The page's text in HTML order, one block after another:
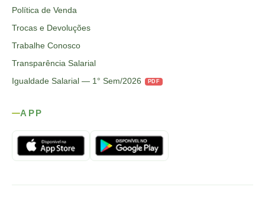
Política de Venda
Trocas e Devoluções
Trabalhe Conosco
Transparência Salarial
Igualdade Salarial — 1° Sem/2026
PDF
APP